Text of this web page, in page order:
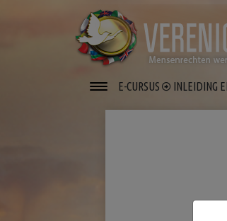
E-CURSUS INLEIDING